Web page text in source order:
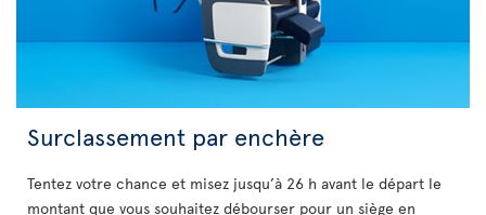
Surclassement par enchère
Tentez votre chance et misez jusqu’à 26 h avant le départ le
montant que vous souhaitez débourser pour un siège en